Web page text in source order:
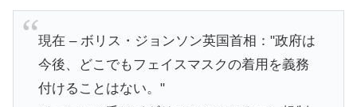
現在 – ボリス・ジョンソン英国首相："政府は
今後、どこでもフェイスマスクの着用を義務
付けることはない。"